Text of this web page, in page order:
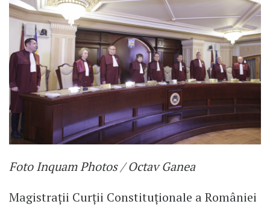
Foto Inquam Photos / Octav Ganea
Magistrații Curții Constituţionale a României